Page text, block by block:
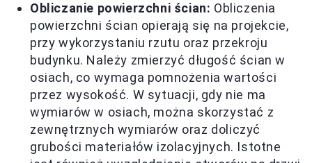
Obliczanie powierzchni ścian: Obliczenia
powierzchni ścian opierają się na projekcie,
przy wykorzystaniu rzutu oraz przekroju
budynku. Należy zmierzyć długość ścian w
osiach, co wymaga pomnożenia wartości
przez wysokość. W sytuacji, gdy nie ma
wymiarów w osiach, można skorzystać z
zewnętrznych wymiarów oraz doliczyć
grubości materiałów izolacyjnych. Istotne